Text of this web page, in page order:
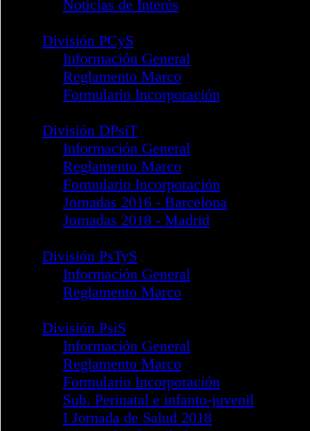
División PsiE
Información General
Reglamento Marco
Formulario Incorporación
División PsiJur
Información General
Reglamento Marco
Formulario Incorporación
Noticias
División PISoc
Información General
Reglamento Marco
Formulario Incorporación
Guía Reflexiones
Noticias de Interés